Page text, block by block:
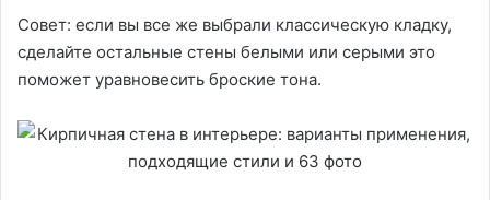
Совет: если вы все же выбрали классическую кладку,
сделайте остальные стены белыми или серыми это
поможет уравновесить броские тона.